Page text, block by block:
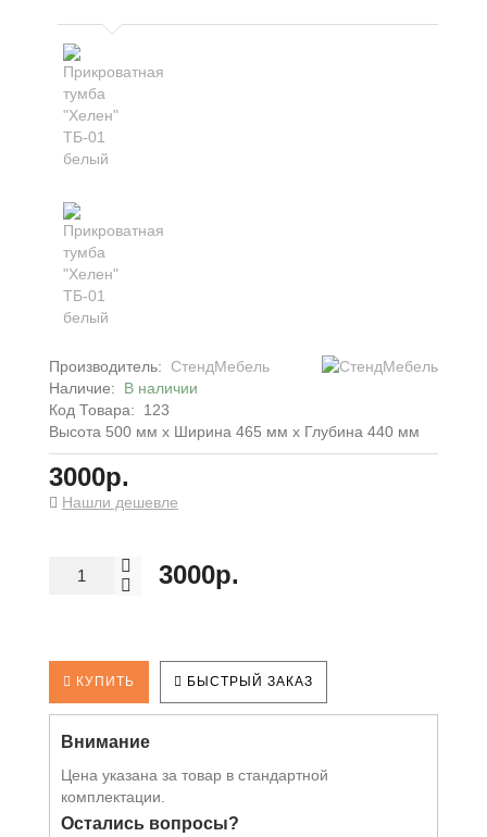
Производитель:
СтендМебель
Наличие: В наличии
Код Товара:
123
Высота 500 мм x Ширина 465 мм x Глубина 440 мм
3000р.
Нашли дешевле
3000р.
КУПИТЬ БЫСТРЫЙ ЗАКАЗ
Внимание
Цена указана за товар в стандартной
комплектации.
Остались вопросы?